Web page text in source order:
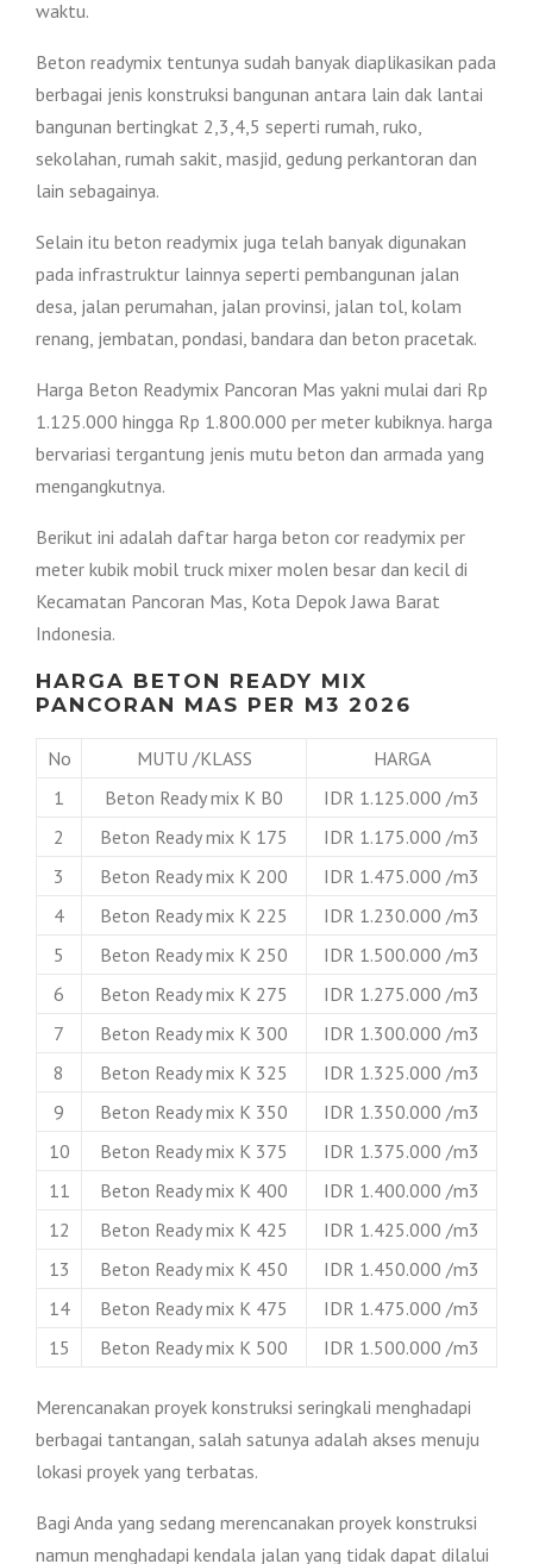
waktu.
Beton readymix tentunya sudah banyak diaplikasikan pada
berbagai jenis konstruksi bangunan antara lain dak lantai
bangunan bertingkat 2,3,4,5 seperti rumah, ruko,
sekolahan, rumah sakit, masjid, gedung perkantoran dan
lain sebagainya.
Selain itu beton readymix juga telah banyak digunakan
pada infrastruktur lainnya seperti pembangunan jalan
desa, jalan perumahan, jalan provinsi, jalan tol, kolam
renang, jembatan, pondasi, bandara dan beton pracetak.
Harga Beton Readymix Pancoran Mas yakni mulai dari Rp
1.125.000 hingga Rp 1.800.000 per meter kubiknya. harga
bervariasi tergantung jenis mutu beton dan armada yang
mengangkutnya.
Berikut ini adalah daftar harga beton cor readymix per
meter kubik mobil truck mixer molen besar dan kecil di
Kecamatan Pancoran Mas, Kota Depok Jawa Barat
Indonesia.
HARGA BETON READY MIX
PANCORAN MAS PER M3 2026
No MUTU /KLASS
HARGA
1
Beton Ready mix K B0
IDR 1.125.000 /m3
2
Beton Ready mix K 175
IDR 1.175.000 /m3
3
Beton Ready mix K 200
IDR 1.475.000 /m3
4
Beton Ready mix K 225
IDR 1.230.000 /m3
5
Beton Ready mix K 250
IDR 1.500.000 /m3
6
Beton Ready mix K 275
IDR 1.275.000 /m3
7
Beton Ready mix K 300
IDR 1.300.000 /m3
8
Beton Ready mix K 325
IDR 1.325.000 /m3
9
Beton Ready mix K 350
IDR 1.350.000 /m3
10
Beton Ready mix K 375
IDR 1.375.000 /m3
11
Beton Ready mix K 400
IDR 1.400.000 /m3
12
Beton Ready mix K 425
IDR 1.425.000 /m3
13
Beton Ready mix K 450
IDR 1.450.000 /m3
14
Beton Ready mix K 475
IDR 1.475.000 /m3
15
Beton Ready mix K 500 IDR 1.500.000 /m3
Merencanakan proyek konstruksi seringkali menghadapi
berbagai tantangan, salah satunya adalah akses menuju
lokasi proyek yang terbatas.
Bagi Anda yang sedang merencanakan proyek konstruksi
namun menghadapi kendala jalan yang tidak dapat dilalui